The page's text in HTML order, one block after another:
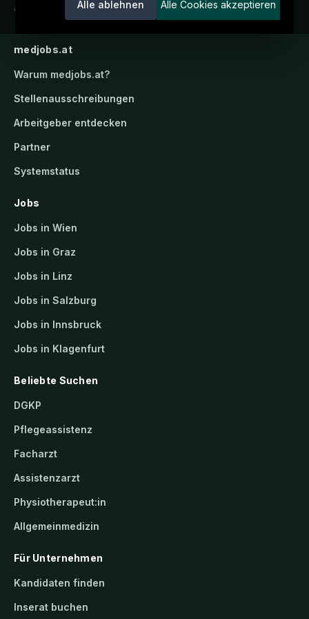
Alle ablehnen Alle Cookies akzeptieren
candidatis GmbH.
medjobs.at
Warum medjobs.at?
Stellenausschreibungen
Arbeitgeber entdecken
Partner
Systemstatus
Jobs
Jobs in Wien
Jobs in Graz
Jobs in Linz
Jobs in Salzburg
Jobs in Innsbruck
Jobs in Klagenfurt
Beliebte Suchen
DGKP
Pflegeassistenz
Facharzt
Assistenzarzt
Physiotherapeut:in
Allgemeinmedizin
Für Unternehmen
Kandidaten finden
Inserat buchen